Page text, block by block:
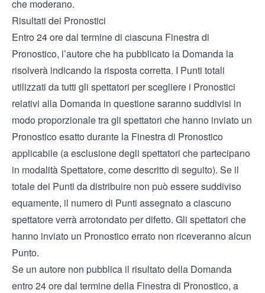
che moderano.
Risultati dei Pronostici
Entro 24 ore dal termine di ciascuna Finestra di
Pronostico, l’autore che ha pubblicato la Domanda la
risolverà indicando la risposta corretta. I Punti totali
utilizzati da tutti gli spettatori per scegliere i Pronostici
relativi alla Domanda in questione saranno suddivisi in
modo proporzionale tra gli spettatori che hanno inviato un
Pronostico esatto durante la Finestra di Pronostico
applicabile (a esclusione degli spettatori che partecipano
in modalità Spettatore, come descritto di seguito). Se il
totale dei Punti da distribuire non può essere suddiviso
equamente, il numero di Punti assegnato a ciascuno
spettatore verrà arrotondato per difetto. Gli spettatori che
hanno inviato un Pronostico errato non riceveranno alcun
Punto.
Se un autore non pubblica il risultato della Domanda
entro 24 ore dal termine della Finestra di Pronostico, a